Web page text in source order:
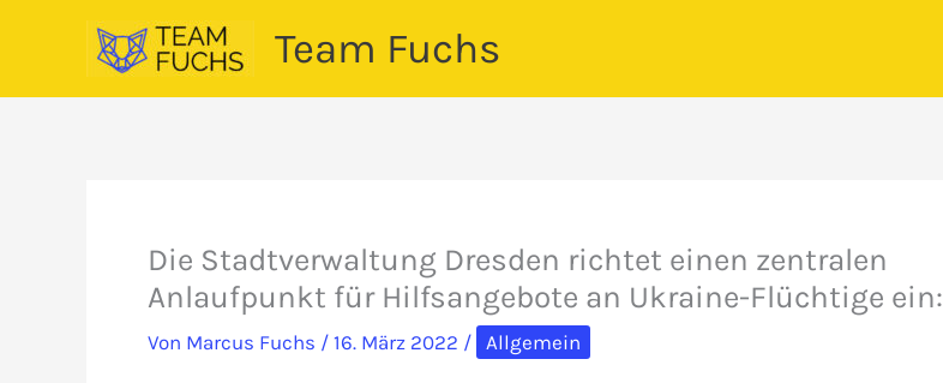
Team Fuchs
Die Stadtverwaltung Dresden richtet einen zentralen
Anlaufpunkt für Hilfsangebote an Ukraine-Flüchtige ein:
Von Marcus Fuchs / 16. März 2022 / Allgemein